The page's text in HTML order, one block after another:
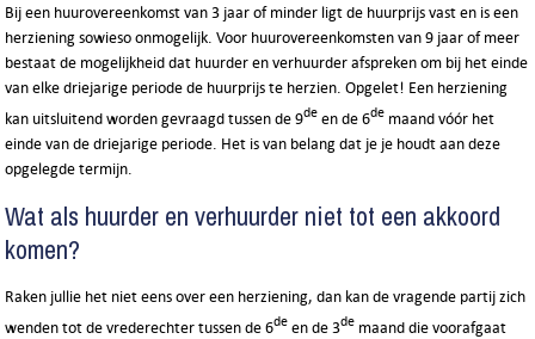
Bij een huurovereenkomst van 3 jaar of minder ligt de huurprijs vast en is een
herziening sowieso onmogelijk. Voor huurovereenkomsten van 9 jaar of meer
bestaat de mogelijkheid dat huurder en verhuurder afspreken om bij het einde
van elke driejarige periode de huurprijs te herzien. Opgelet! Een herziening
kan uitsluitend worden gevraagd tussen de 9de en de 6de maand vóór het
einde van de driejarige periode. Het is van belang dat je je houdt aan deze
opgelegde termijn.
Wat als huurder en verhuurder niet tot een akkoord
komen?
Raken jullie het niet eens over een herziening, dan kan de vragende partij zich
wenden tot de vrederechter tussen de 6de en de 3de maand die voorafgaat